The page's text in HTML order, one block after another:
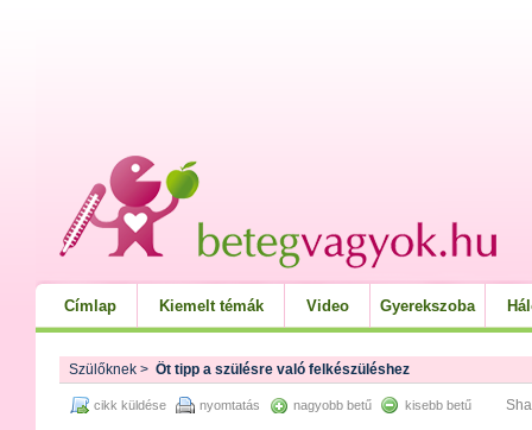
Címlap Kiemelt témák Video Gyerekszoba
Szülőknek > Öt tipp a szülésre való felkészüléshez
cikk küldése nyomtatás nagyobb betű kisebb betű